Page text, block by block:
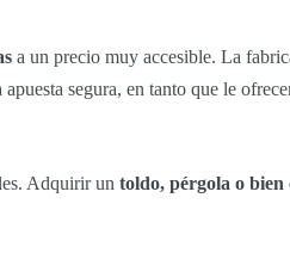
a un precio muy accesible. La
segura, en tanto que le
Adquirir un toldo, pérgola o